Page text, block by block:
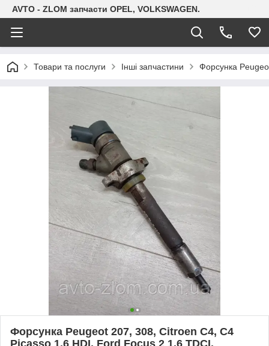
AVTO - ZLOM запчасти OPEL, VOLKSWAGEN.
Товари та послуги Інші запчастини Форсунка
Форсунка Peugeot 207, 308, Citroen C4, C4
Picasso 1.6 HDI, Ford Focus 2 1.6 TDCI.